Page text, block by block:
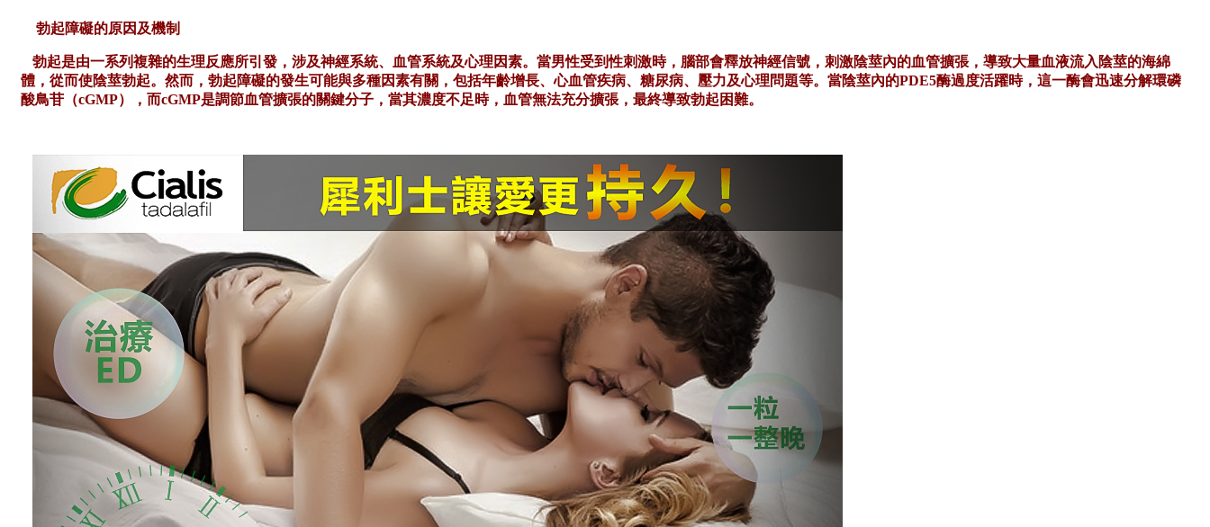
勃起障礙的原因及機制
勃起是由一系列複雜的生理反應所引發，涉及神經系統、血管系統及心理因素。當男性受到性刺激時，腦部會釋放神經信號，刺激陰莖內的血管擴張，導致大量血液流入陰莖的海綿
體，從而使陰莖勃起。 然而，勃起障礙的發生可能與多種因素有關，包括年齡增長、心血管疾病、糖尿病、壓力及心理問題等。當陰莖內的PDE5酶過度活躍時，這一酶會迅速分解環磷
酸鳥苷（cGMP），而cGMP是調節血管擴張的關鍵分子，當其濃度不足時，血管無法充分擴張，最終導致勃起困難。